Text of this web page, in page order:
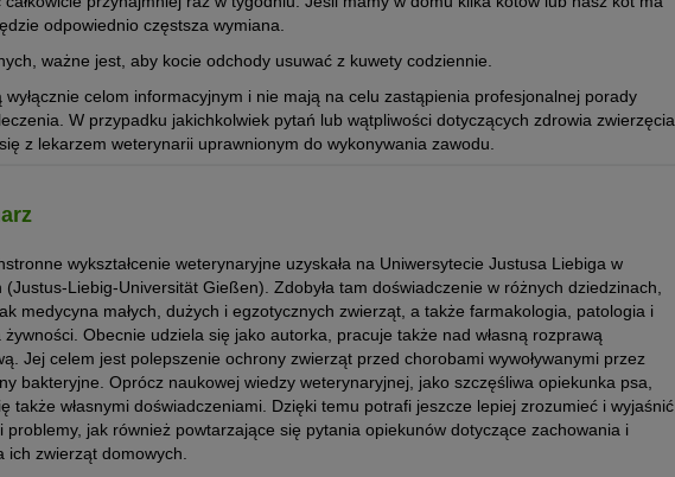
odpowiednio częstsza wymiana.
ważne jest, aby kocie odchody usuwać z kuwety codziennie.
wyłącznie celom informacyjnym i nie mają na celu zastąpienia profesjonalnej porady
W przypadku jakichkolwiek pytań lub wątpliwości dotyczących zdrowia zwierzęcia
z lekarzem weterynarii uprawnionym do wykonywania zawodu.
wykształcenie weterynaryjne uzyskała na Uniwersytecie Justusa Liebiga w
(Justus-Liebig-Universität Gießen). Zdobyła tam doświadczenie w różnych dziedzinach,
medycyna małych, dużych i egzotycznych zwierząt, a także farmakologia, patologia i
żywności. Obecnie udziela się jako autorka, pracuje także nad własną rozprawą
Jej celem jest polepszenie ochrony zwierząt przed chorobami wywoływanymi przez
bakteryjne. Oprócz naukowej wiedzy weterynaryjnej, jako szczęśliwa opiekunka psa,
także własnymi doświadczeniami. Dzięki temu potrafi jeszcze lepiej zrozumieć i wyjaśnić
problemy, jak również powtarzające się pytania opiekunów dotyczące zachowania i
ich zwierząt domowych.